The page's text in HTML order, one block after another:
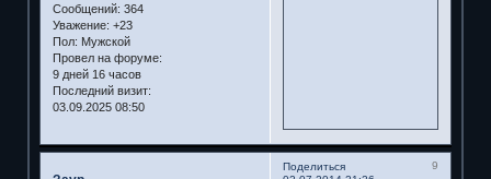
Сообщений: 364
Уважение: +23
Пол: Мужской
Провел на форуме:
9 дней 16 часов
Последний визит:
03.09.2025 08:50
Поделиться
9